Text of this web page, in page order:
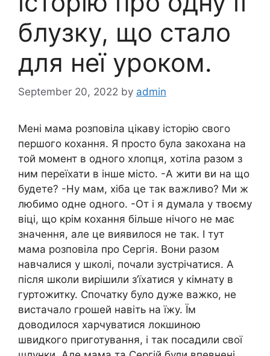
блузку, що стало
для неї уроком.
September 20, 2022 by admin
Мені мама розповіла цікаву історію свого
першого кохання. Я просто була закохана на
той момент в одного хлопця, хотіла разом з
ним переїхати в інше місто. -А жити ви на що
будете? -Ну мам, хіба це так важливо? Ми ж
любимо одне одного. -От і я думала у твоєму
віці, що крім кохання більше нічого не має
значення, але це виявилося не так. І тут
мама розповіла про Сергія. Вони разом
навчалися у школі, почали зустрічатися. А
після школи вирішили з’їхатися у кімнату в
гуртожитку. Спочатку було дуже важко, не
вистачало грошей навіть на їжу. Їм
доводилося харчуватися локшиною
швидкого приготування, і так посадили свої